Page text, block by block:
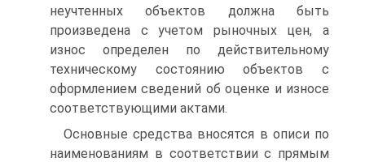
неучтенных объектов должна быть
произведена с учетом рыночных цен, а
износ определен по действительному
техническому состоянию объектов с
оформлением сведений об оценке и износе
соответствующими актами.
Основные средства вносятся в описи по
наименованиям в соответствии с прямым